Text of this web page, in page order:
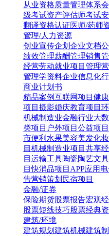
从业资格质量管理体系
级考试资产评估师考试
翻译资格认证医师/药师
管理/人力资源
创业宣传企划 企业文档
绩效管理薪酬管理销售
经营劳动就业项目管理
管理学资料企业信息化
商业计划书
精品案例互联网项目 健
项目 摄影婚庆教育项目
机械制造业金融行业大
类项目 户外项目 公益项目
市便利水果美容美发化
目 机械制造业项目 共享
目 运输工具陶瓷陶艺文
目快消品项目 APP应用
告营销策划 民宿项目
金融/证券
保险期货股票报告宏观
股票短线技巧股票经典
建筑/环境
建筑规划 建筑机械建筑